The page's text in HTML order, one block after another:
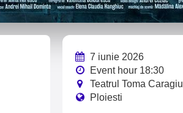
7 iunie 2026
Event hour 18:30
Teatrul Toma Caragiu
Ploiesti